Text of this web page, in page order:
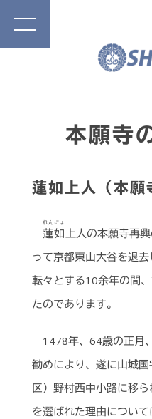
本願寺
蓮如上人（本
蓮如
れんにょ
上人の本願寺再
って京都東山大谷を退
転々とする10余年の間
たのであります。
1478年、64歳の正月
勧めにより、遂に山城
区）野村西中小路に移
を選ばれた理由について